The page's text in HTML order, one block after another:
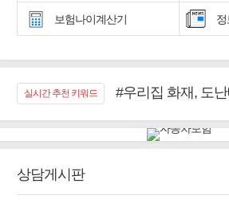
보험나이계산기 정
실시간 추천 키워드
#우리집 화재, 도난
#임플란트, 치아치
#무해지 건강보험
상담게시판